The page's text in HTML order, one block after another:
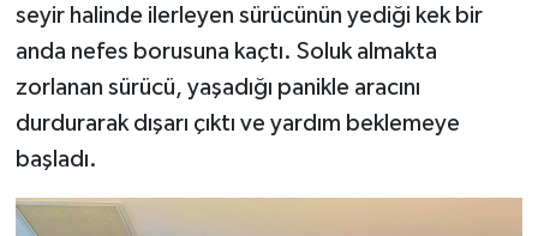
seyir halinde ilerleyen sürücünün yediği kek bir
anda nefes borusuna kaçtı. Soluk almakta
zorlanan sürücü, yaşadığı panikle aracını
durdurarak dışarı çıktı ve yardım beklemeye
başladı.